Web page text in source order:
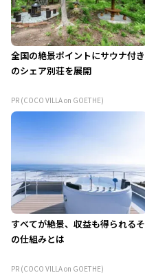
全国の絶景ポイントにサウナ付き
のシェア別荘を展開
PR (COCO VILLA on GOETHE)
すべてが絶景、収益も得られるそ
の仕組みとは
PR (COCO VILLA on GOETHE)